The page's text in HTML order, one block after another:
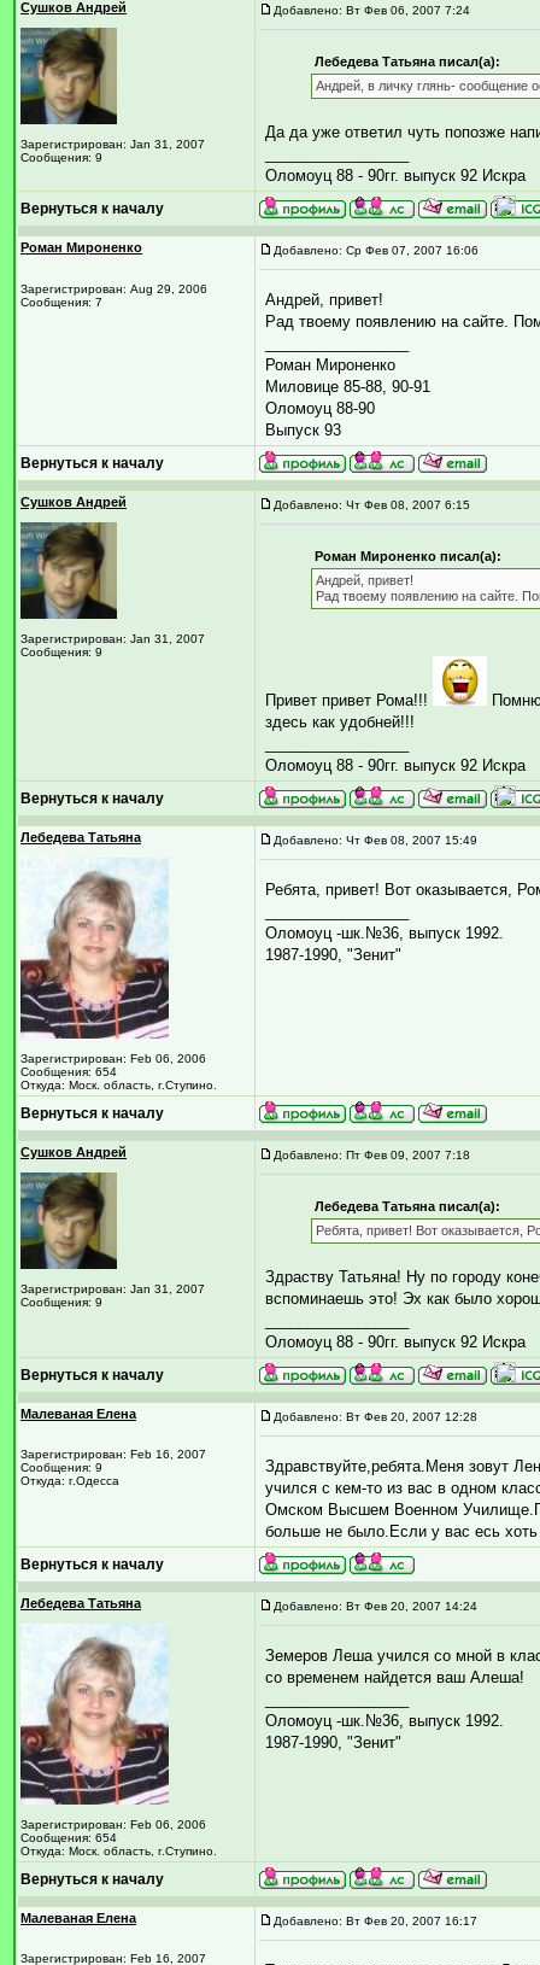
Сушков Андрей
Зарегистрирован: Jan 31, 2007
Сообщения: 9
Добавлено: Вт Фев 06, 2007 7:24
Лебедева Татьяна писал(а):
Андрей, в личку глянь- сообщение
Да да уже ответил чуть попозже
Оломоуц 88 - 90гг. выпуск 92 Искра
Вернуться к началу
Роман Мироненко
Зарегистрирован: Aug 29, 2006
Сообщения: 7
Добавлено: Ср Фев 07, 2007 16:06
Андрей, привет!
Рад твоему появлению на сайте.
Роман Мироненко
Миловице 85-88, 90-91
Оломоуц 88-90
Выпуск 93
Вернуться к началу
Сушков Андрей
Зарегистрирован: Jan 31, 2007
Сообщения: 9
Добавлено: Чт Фев 08, 2007 6:15
Роман Мироненко писал(а):
Андрей, привет!
Рад твоему появлению на сайте.
Привет привет Рома!!!
здесь как удобней!!!
Оломоуц 88 - 90гг. выпуск 92 Искра
Вернуться к началу
Лебедева Татьяна
Зарегистрирован: Feb 06, 2006
Сообщения: 654
Откуда: Моск. область, г.Ступино.
Добавлено: Чт Фев 08, 2007 15:49
Ребята, привет! Вот оказывается,
Оломоуц -шк.№36, выпуск 1992.
1987-1990, "Зенит"
Вернуться к началу
Сушков Андрей
Зарегистрирован: Jan 31, 2007
Сообщения: 9
Добавлено: Пт Фев 09, 2007 7:18
Лебедева Татьяна писал(а):
Ребята, привет! Вот оказывается,
Здраству Татьяна! Ну по городу
вспоминаешь это! Эх как было
Оломоуц 88 - 90гг. выпуск 92 Искра
Вернуться к началу
Малеваная Елена
Зарегистрирован: Feb 16, 2007
Сообщения: 9
Откуда: г.Одесса
Добавлено: Вт Фев 20, 2007 12:28
Здравствуйте,ребята.Меня зовут
учился с кем-то из вас в одном
Омском Высшем Военном
больше не было.Если у вас есь
Вернуться к началу
Лебедева Татьяна
Зарегистрирован: Feb 06, 2006
Сообщения: 654
Откуда: Моск. область, г.Ступино.
Добавлено: Вт Фев 20, 2007 14:24
Земеров Леша учился со мной в
со временем найдется ваш Алеша!
Оломоуц -шк.№36, выпуск 1992.
1987-1990, "Зенит"
Вернуться к началу
Малеваная Елена
Зарегистрирован: Feb 16, 2007
Добавлено: Вт Фев 20, 2007 16:17